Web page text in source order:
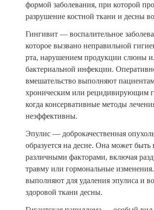
формой заболевания, при которой
разрушение костной ткани и десны
Гингивит — воспалительное
которое вызвано неправильной
рта, нарушением продукции слюны
бактериальной инфекции.
вмешательство выполняют
хроническим или рецидивирующим
когда консервативные методы
неэффективны.
Эпулис — доброкачественная
образуется на десне. Она может быть
различными факторами, включая
травму или гормональные
выполняют для удаления эпулиса и
здоровой ткани десны.